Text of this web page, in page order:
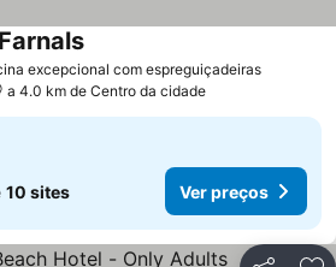
excepcional com espreguiçadeiras
a 4.0 km de Centro da cidade
10 sites Ver preços